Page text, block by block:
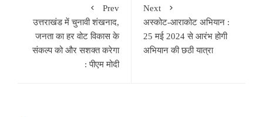
Prev
उत्तराखंड में चुनावी शंखनाद,
जनता का हर वोट विकास के
संकल्प को और सशक्त करेगा
: पीएम मोदी
Next
अस्कोट-आराकोट अभियान :
25 मई 2024 से आरंभ होगी
अभियान की छठी यात्रा